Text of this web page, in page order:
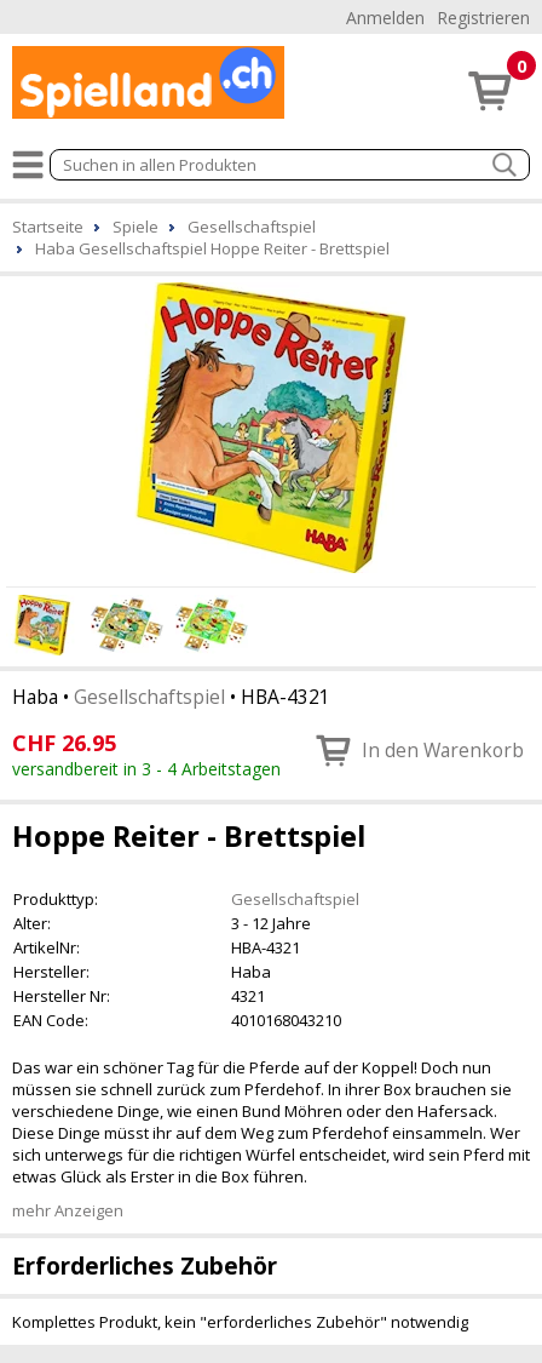
Anmelden Registrieren
0
Startseite Spiele
Gesellschaftspiel
Haba Gesellschaftspiel Hoppe Reiter - Brettspiel
Haba • Gesellschaftspiel • HBA-4321
CHF 26.95
versandbereit in 3 - 4 Arbeitstagen
In den Warenkorb
Hoppe Reiter - Brettspiel
Produkttyp:
Gesellschaftspiel
Alter:
3 - 12 Jahre
ArtikelNr:
HBA-4321
Hersteller:
Haba
Hersteller Nr:
4321
EAN Code:
4010168043210
Das war ein schöner Tag für die Pferde auf der Koppel! Doch nun
müssen sie schnell zurück zum Pferdehof. In ihrer Box brauchen sie
verschiedene Dinge, wie einen Bund Möhren oder den Hafersack.
Diese Dinge müsst ihr auf dem Weg zum Pferdehof einsammeln. Wer
sich unterwegs für die richtigen Würfel entscheidet, wird sein Pferd mit
etwas Glück als Erster in die Box führen.
mehr Anzeigen
Erforderliches Zubehör
Komplettes Produkt, kein "erforderliches Zubehör" notwendig